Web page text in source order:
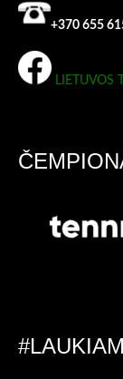
+370 655
LIETUVOS